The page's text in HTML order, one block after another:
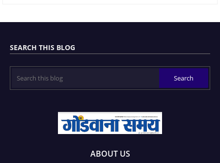
SEARCH THIS BLOG
ABOUT US